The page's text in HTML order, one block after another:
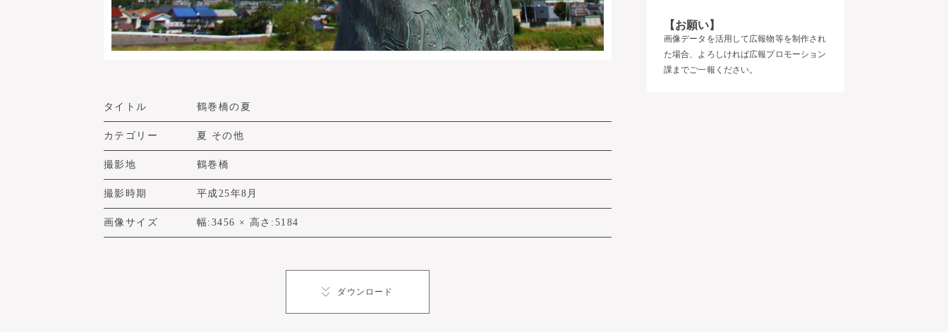
タイトル 鶴巻橋の夏
カテゴリー 夏 その他
撮影地 鶴巻橋
撮影時期 平成25年8月
画像サイズ 幅:3456 × 高さ:5184
ダウンロード
【お願い】
画像データを活用して広報物等を制作され
た場合、よろしければ広報プロモーション
課までご一報ください。